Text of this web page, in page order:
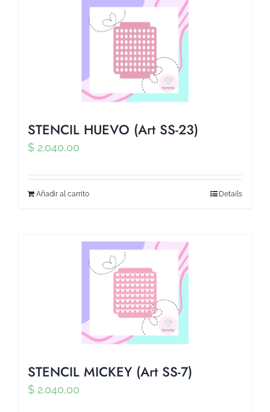
STENCIL HUEVO (Art SS-23)
$ 2.040,00
Añadir al carrito Details
STENCIL MICKEY (Art SS-7)
$ 2.040,00